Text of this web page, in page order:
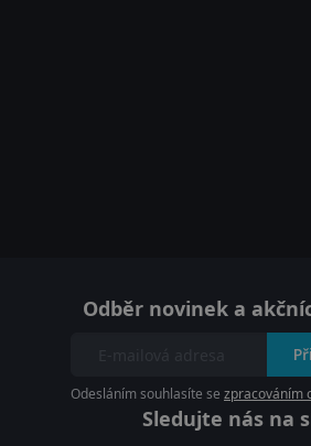
Odběr novinek a
Odesláním souhlasíte se zpracováním
Sledujte nás na